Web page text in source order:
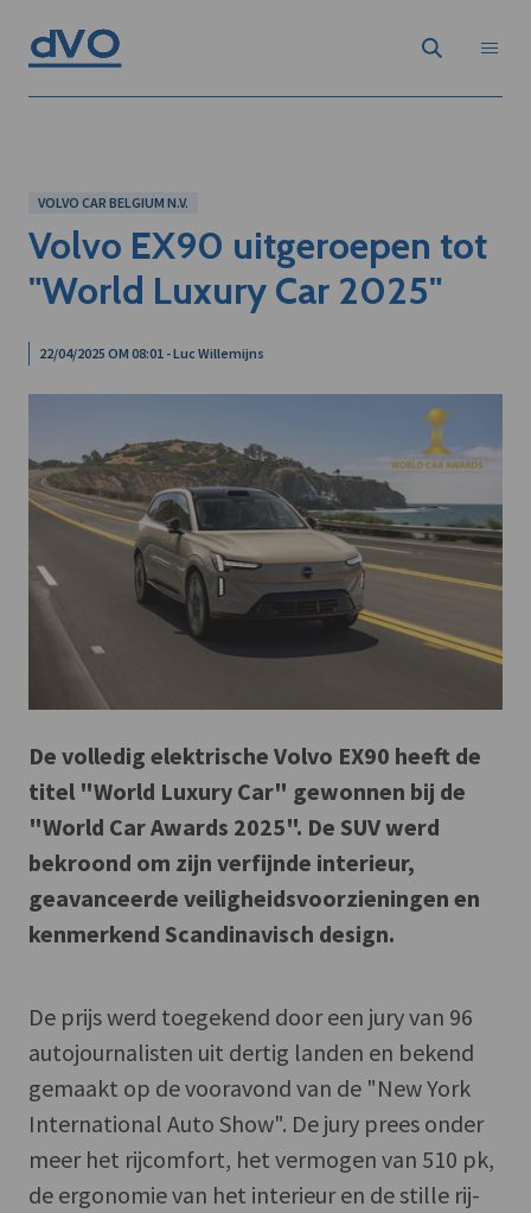
VOLVO CAR BELGIUM N.V.
Volvo EX90 uitgeroepen tot
"World Luxury Car 2025"
22/04/2025 OM 08:01 - Luc Willemijns
De volledig elektrische Volvo EX90 heeft de
titel "World Luxury Car" gewonnen bij de
"World Car Awards 2025". De SUV werd
bekroond om zijn verfijnde interieur,
geavanceerde veiligheidsvoorzieningen en
kenmerkend Scandinavisch design.
De prijs werd toegekend door een jury van 96
autojournalisten uit dertig landen en bekend
gemaakt op de vooravond van de "New York
International Auto Show". De jury prees onder
meer het rijcomfort, het vermogen van 510 pk,
de ergonomie van het interieur en de stille rij-